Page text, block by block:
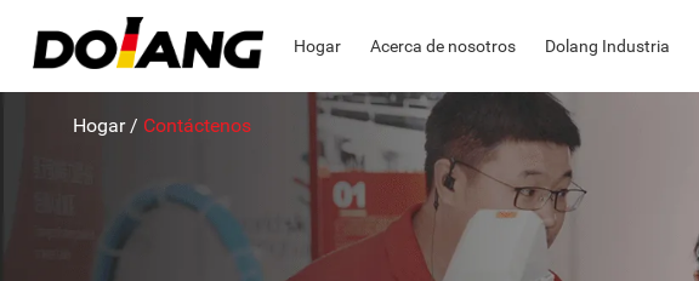
Hogar Acerca de nosotros Dolang Industria
Hogar / Contáctenos